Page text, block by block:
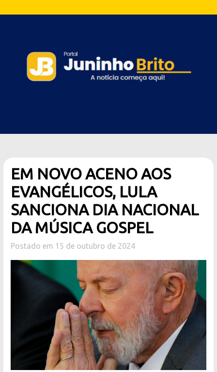
EM NOVO ACENO AOS
EVANGÉLICOS, LULA
SANCIONA DIA NACIONAL
DA MÚSICA GOSPEL
Postado em 15 de outubro de 2024